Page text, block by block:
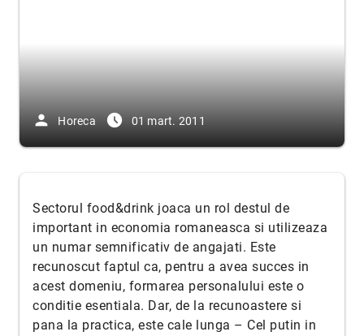
person Horeca access_time_filled 01 mart. 2011
Sectorul food&drink joaca un rol destul de
important in economia romaneasca si utilizeaza
un numar semnificativ de angajati. Este
recunoscut faptul ca, pentru a avea succes in
acest domeniu, formarea personalului este o
conditie esentiala. Dar, de la recunoastere si
pana la practica, este cale lunga – Cel putin in